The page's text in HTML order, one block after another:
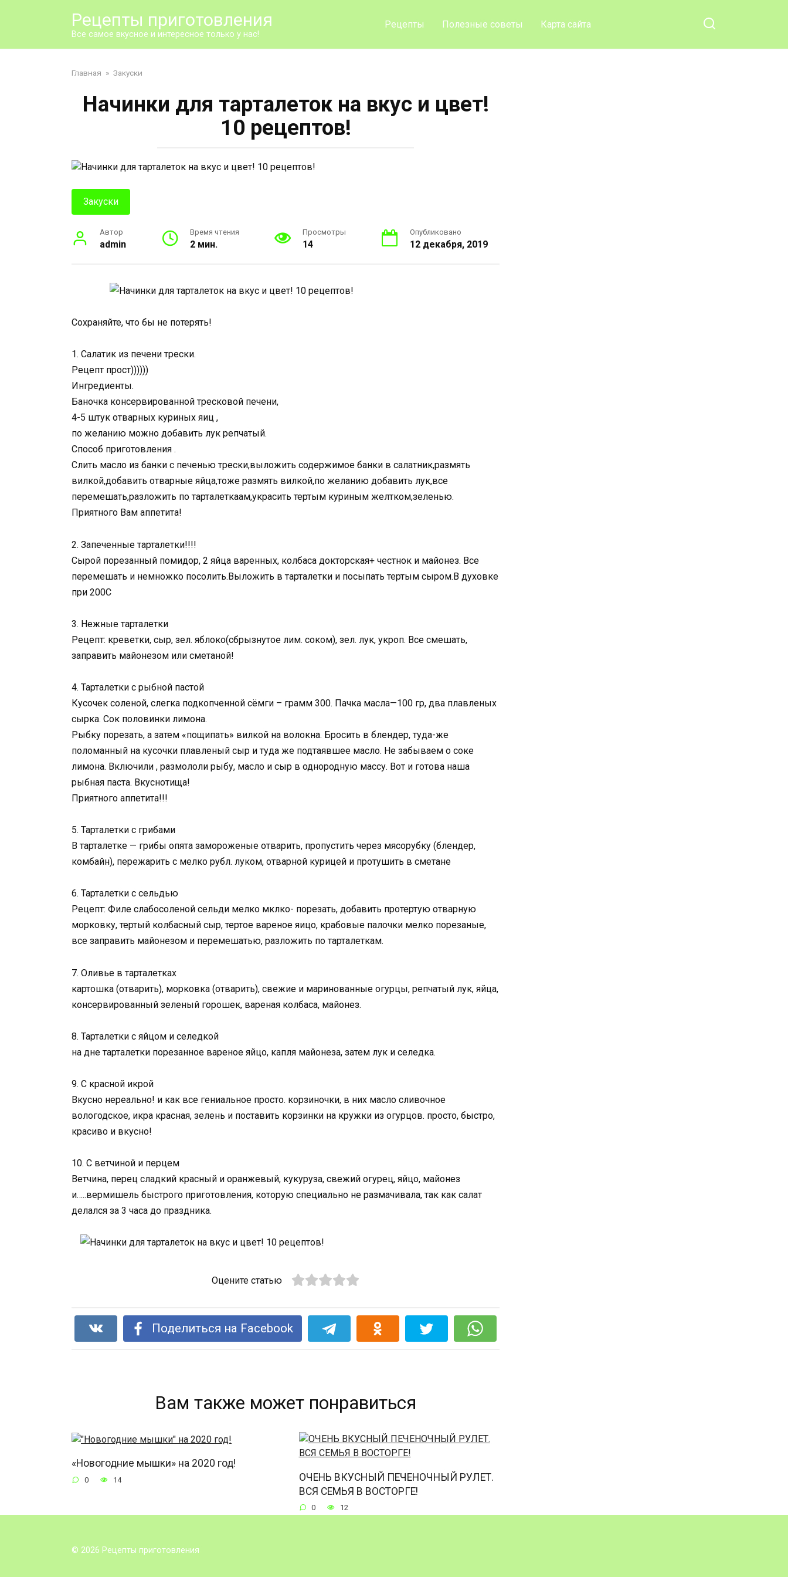
Рецепты приготовления
Все самое вкусное и интересное только у нас!
Рецепты Полезные советы Карта сайта
Главная » Закуски
Начинки для тарталеток на вкус и цвет!
10 рецептов!
Закуски
Автор
admin
Время чтения
2 мин.
Просмотры
14
Опубликовано
12 декабря, 2019
Сохраняйте, что бы не потерять!
1. Салатик из печени трески.
Рецепт прост))))))
Ингредиенты.
Баночка консервированной тресковой печени,
4-5 штук отварных куриных яиц ,
по желанию можно добавить лук репчатый.
Способ приготовления .
Слить масло из банки с печенью трески,выложить содержимое банки в салатник,размять
вилкой,добавить отварные яйца,тоже размять вилкой,по желанию добавить лук,все
перемешать,разложить по тарталеткаам,украсить тертым куриным желтком,зеленью.
Приятного Вам аппетита!
2. Запеченные тарталетки!!!!
Сырой порезанный помидор, 2 яйца варенных, колбаса докторская+ честнок и майонез. Все
перемешать и немножко посолить.Выложить в тарталетки и посыпать тертым сыром.В духовке
при 200С
3. Нежные тарталетки
Рецепт: креветки, сыр, зел. яблоко(сбрызнутое лим. соком), зел. лук, укроп. Все смешать,
заправить майонезом или сметаной!
4. Тарталетки с рыбной пастой
Кусочек соленой, слегка подкопченной сёмги – грамм 300. Пачка масла—100 гр, два плавленых
сырка. Сок половинки лимона.
Рыбку порезать, а затем «пощипать» вилкой на волокна. Бросить в блендер, туда-же
поломанный на кусочки плавленый сыр и туда же подтаявшее масло. Не забываем о соке
лимона. Включили , размололи рыбу, масло и сыр в однородную массу. Вот и готова наша
рыбная паста. Вкуснотища!
Приятного аппетита!!!
5. Тарталетки с грибами
В тарталетке — грибы опята замороженые отварить, пропустить через мясорубку (блендер,
комбайн), пережарить с мелко рубл. луком, отварной курицей и протушить в сметане
6. Тарталетки с сельдью
Рецепт: Филе слабосоленой сельди мелко мклко- порезать, добавить протертую отварную
морковку, тертый колбасный сыр, тертое вареное яицо, крабовые палочки мелко порезаные,
все заправить майонезом и перемешатью, разложить по тарталеткам.
7. Оливье в тарталетках
картошка (отварить), морковка (отварить), свежие и маринованные огурцы, репчатый лук, яйца,
консервированный зеленый горошек, вареная колбаса, майонез.
8. Тарталетки с яйцом и селедкой
на дне тарталетки порезанное вареное яйцо, капля майонеза, затем лук и селедка.
9. С красной икрой
Вкусно нереально! и как все гениальное просто. корзиночки, в них масло сливочное
вологодское, икра красная, зелень и поставить корзинки на кружки из огурцов. просто, быстро,
красиво и вкусно!
10. С ветчиной и перцем
Ветчина, перец сладкий красный и оранжевый, кукуруза, свежий огурец, яйцо, майонез
и…..вермишель быстрого приготовления, которую специально не размачивала, так как салат
делался за 3 часа до праздника.
Оцените статью
Поделиться на Facebook
Вам также может понравиться
«Новогодние мышки» на 2020 год!
0 14
ОЧЕНЬ ВКУСНЫЙ ПЕЧЕНОЧНЫЙ РУЛЕТ.
ВСЯ СЕМЬЯ В ВОСТОРГЕ!
0 12
© 2026 Рецепты приготовления